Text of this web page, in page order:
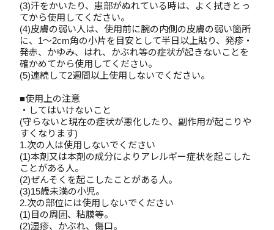
(3)汗をかいたり、患部がぬれている時は、よく拭きとっ
てから使用してください。
(4)皮膚の弱い人は、使用前に腕の内側の皮膚の弱い箇所
に、1～2cm角の小片を目安として半日以上貼り、発疹・
発赤、かゆみ、はれ、かぶれ等の症状が起きないことを
確かめてから使用してください。
(5)連続して2週間以上使用しないでください。
■使用上の注意
・してはいけないこと
(守らないと現在の症状が悪化したり、副作用が起こりや
すくなります)
1.次の人は使用しないでください
(1)本剤又は本剤の成分によりアレルギー症状を起こした
ことがある人。
(2)ぜんそくを起こしたことがある人。
(3)15歳未満の小児。
2.次の部位には使用しないでください
(1)目の周囲、粘膜等。
(2)湿疹、かぶれ、傷口。